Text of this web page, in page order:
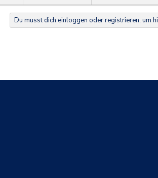
Du musst dich einloggen oder registrieren, um